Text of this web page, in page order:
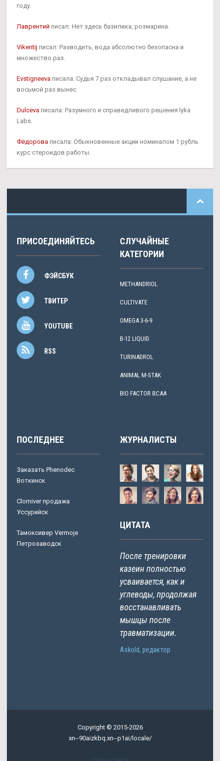
году.
Лаврентий писал: Нет здесь базилика, розмарина.
Vikentij писал: Разводить, вода абсолютно безопасна и
множество раз.
Evstigneeva писала: Судья 7 раз откладывал слушание, а не
восьмой раз вынес.
Dulceva писала: Разумного и справедливого решения lyka
Labs.
Фёдорова писала: Обыкновенные акции номиналом 1 рубль
курс стероидов работы.
ПРИСОЕДИНЯЙТЕСЬ
ФЭЙСБУК
ТВИТЕР
YOUTUBE
RSS
СЛУЧАЙНЫЕ
КАТЕГОРИИ
METHANDRIOL
CULTIVATE
OMEGA 3-6-9
B-12 LIQUID
TURINADROL
ANIMAL M-STAK
BIO FACTOR BCAA
ПОСЛЕДНЕЕ
Заказать Phenodec
Воткинск
Clomiver продажа
Уссурийск
Тамоксивер Vermoje
Петрозаводск
ЖУРНАЛИСТЫ
ЦИТАТА
После тренировки
казеин полностью
усваивается, как и
углеводы, продолжая
восстанавливать
мышцы после
травматизации.
Askold, редактор
Copyright © 2015-2026
xn--90aizkbq.xn--p1ai/locale/